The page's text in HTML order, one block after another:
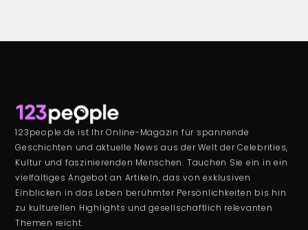
123people.de ist Ihr Online-Magazin für spannende
Geschichten und aktuelle News aus der Welt der Celebrities,
Kultur und faszinierenden Menschen. Tauchen Sie ein in ein
vielfältiges Angebot an Artikeln, das von exklusiven
Einblicken in das Leben berühmter Persönlichkeiten bis hin
zu kulturellen Highlights und gesellschaftlich relevanten
Themen reicht.